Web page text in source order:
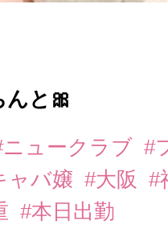
んと🎀
ュークラブ #
ャバ嬢 #大阪
#
#本日出勤